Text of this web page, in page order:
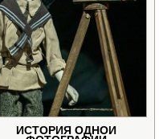
ИСТОРИЯ ОДНОЙ